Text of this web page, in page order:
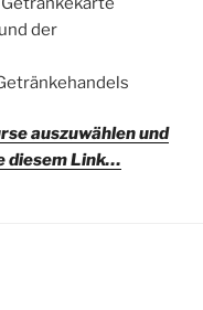
der
auszuwählen und
diesem Link…